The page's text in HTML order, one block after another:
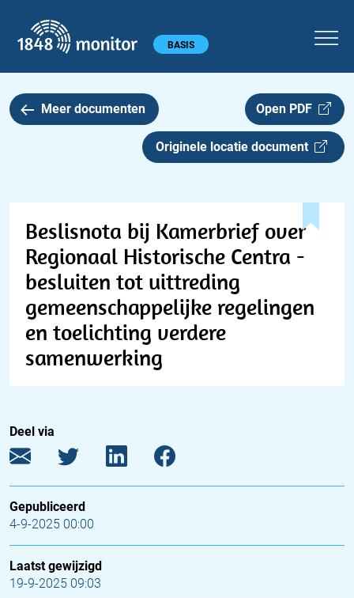
Hoofdmenu BASIS
Meer documenten Open PDF
Originele locatie document
Beslisnota bij Kamerbrief over
Regionaal Historische Centra -
besluiten tot uittreding
gemeenschappelijke regelingen
en toelichting verdere
samenwerking
Deel via
Gepubliceerd
4-9-2025 00:00
Laatst gewijzigd
19-9-2025 09:03